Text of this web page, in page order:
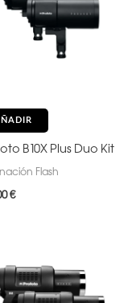
B10X Plus Duo Kit
Flash
€